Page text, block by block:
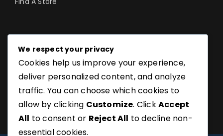
©SoftGuru- All Rights Reserved.
We respect your privacy
Cookies help us improve your experience,
deliver personalized content, and analyze
traffic. You can choose which cookies to
allow by clicking Customize. ClickAccept
All to consent or Reject All to decline non-
essential cookies.